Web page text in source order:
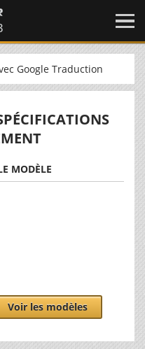
Google Traduction
MODÈLE
Voir les modèles